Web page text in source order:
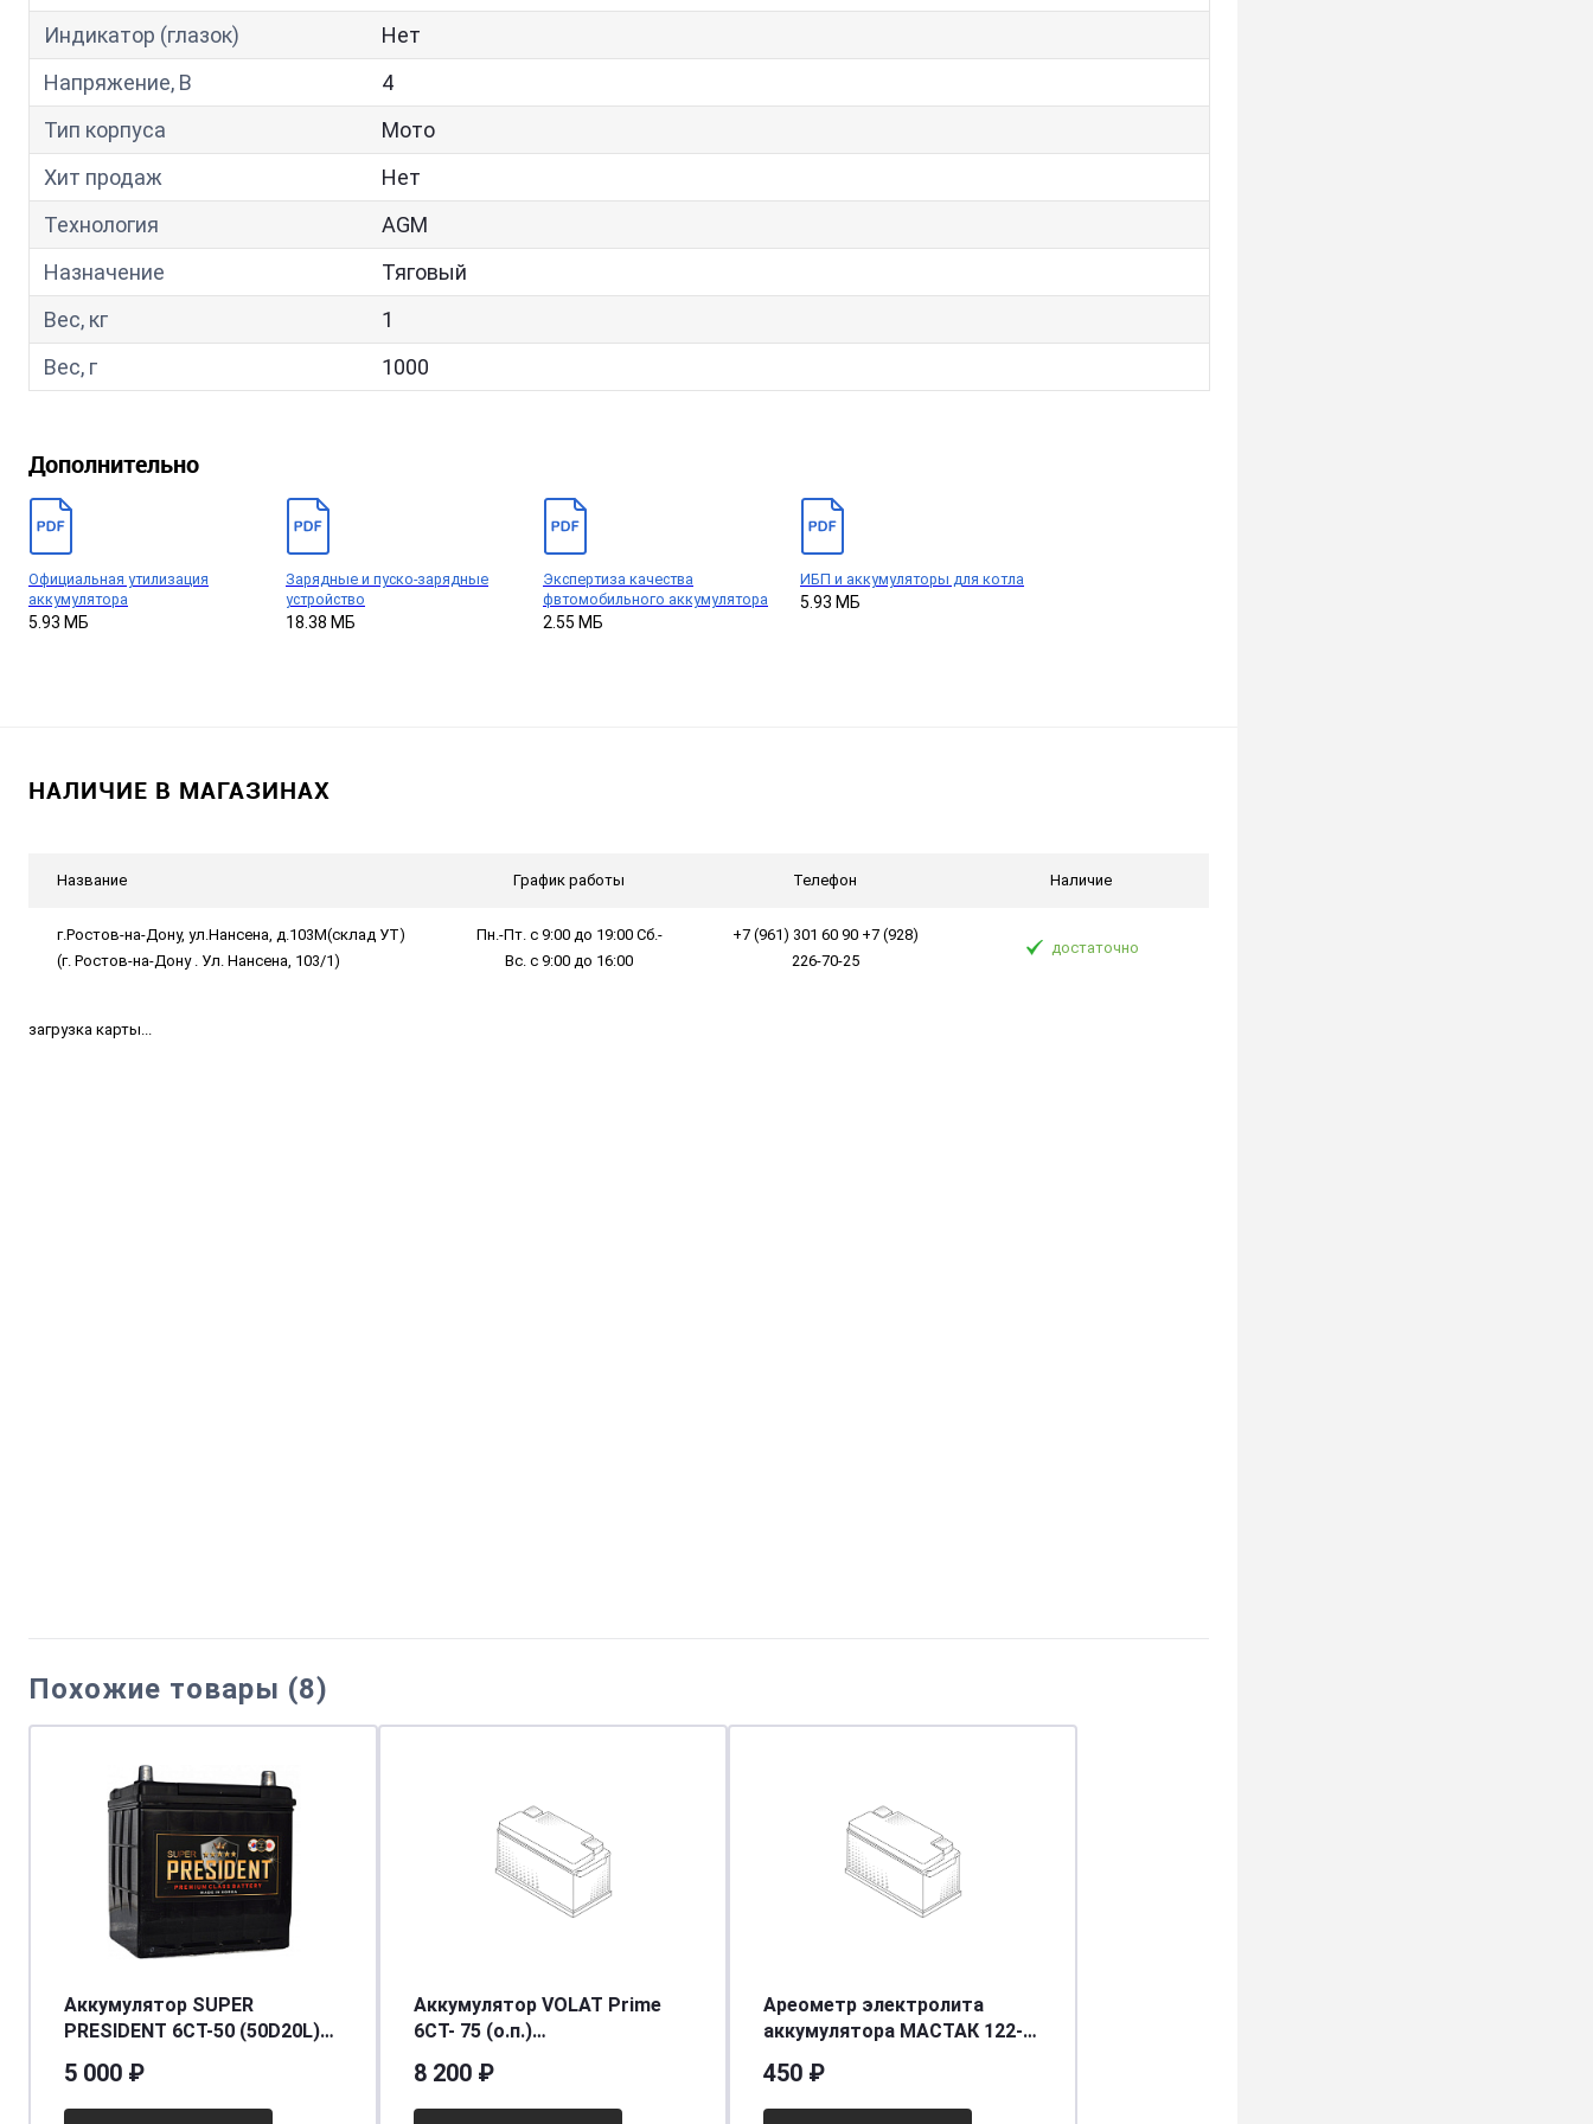
Индикатор (глазок)
Нет
Напряжение, В
4
Тип корпуса
Мото
Хит продаж
Нет
Технология
AGM
Назначение
Тяговый
Вес, кг
1
Вес, г
1000
Дополнительно
Официальная утилизация
аккумулятора
5.93 МБ
Зарядные и пуско-зарядные
устройство
18.38 МБ
Экспертиза качества
фвтомобильного аккумулятора
2.55 МБ
ИБП и аккумуляторы для котла
5.93 МБ
НАЛИЧИЕ В МАГАЗИНАХ
Название График работы Телефон Наличие
г.Ростов-на-Дону, ул.Нансена, д.103М(склад УТ)
(г. Ростов-на-Дону . Ул. Нансена, 103/1)
Пн.-Пт. с 9:00 до 19:00 Сб.-
Вс. с 9:00 до 16:00
+7 (961) 301 60 90 +7 (928)
226-70-25
достаточно
загрузка карты...
Похожие товары (8)
Аккумулятор SUPER
PRESIDENT 6СТ-50 (50D20L)
5 000 ₽
Аккумулятор VOLAT Prime
6СТ- 75 (о.п.)
8 200 ₽
Ареометр электролита
аккумулятора МАСТАК 122-
450 ₽